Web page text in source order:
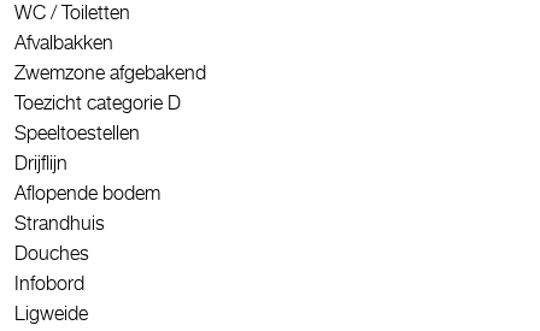
WC / Toiletten
Afvalbakken
Zwemzone afgebakend
Toezicht categorie D
Speeltoestellen
Drijflijn
Aflopende bodem
Strandhuis
Douches
Infobord
Ligweide